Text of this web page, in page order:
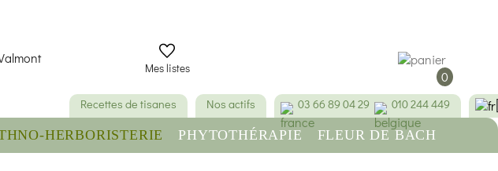
Mes listes 0
Recettes de tisanes Nos actifs 03 66 89 04 29 010 244 449
HERBORISTERIE PHYTOTHÉRAPIE
FLEUR DE BACH